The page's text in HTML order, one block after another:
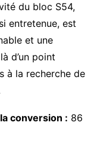
du bloc S54,
entretenue, est
et une
d’un point
à la recherche de
conversion : 86